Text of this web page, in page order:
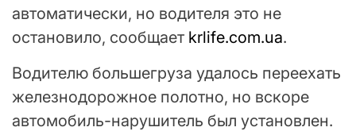
автоматически, но водителя это не
остановило, сообщает krlife.com.ua.
Водителю большегруза удалось переехать
железнодорожное полотно, но вскоре
автомобиль-нарушитель был установлен.